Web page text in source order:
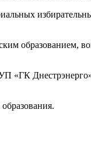
образованием,
«ГК